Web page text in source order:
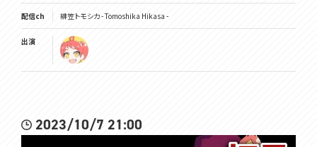
配信ch 緋笠トモシカ - Tomoshika Hikasa -
出演
2023/10/7 21:00